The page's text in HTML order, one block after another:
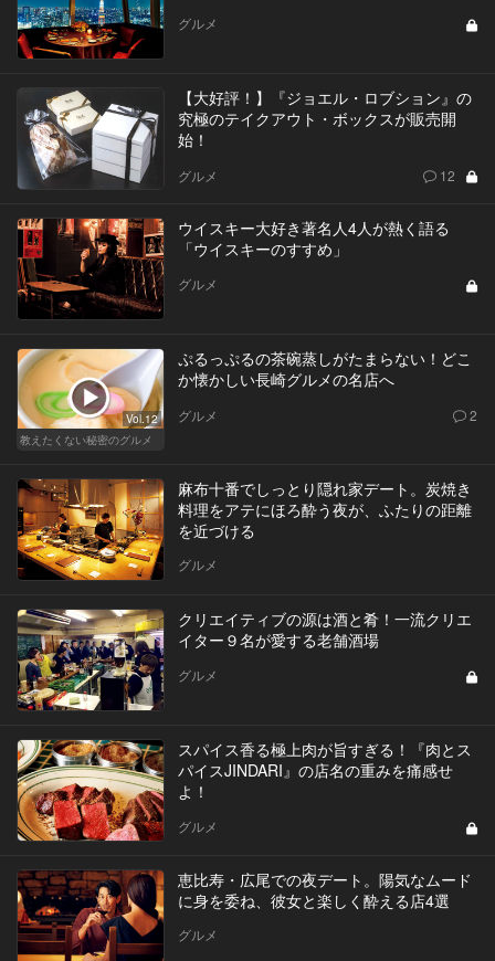
グルメ
【大好評！】『ジョエル・ロブション』の
究極のテイクアウト・ボックスが販売開
始！
グルメ 12
ウイスキー大好き著名人4人が熱く語る
「ウイスキーのすすめ」
グルメ
Vol.12
教えたくない秘密のグルメ
ぷるっぷるの茶碗蒸しがたまらない！どこ
か懐かしい長崎グルメの名店へ
グルメ 2
麻布十番でしっとり隠れ家デート。炭焼き
料理をアテにほろ酔う夜が、ふたりの距離
を近づける
グルメ
クリエイティブの源は酒と肴！一流クリエ
イター９名が愛する老舗酒場
グルメ
スパイス香る極上肉が旨すぎる！『肉とス
パイスJINDARI』の店名の重みを痛感せ
よ！
グルメ
恵比寿・広尾での夜デート。陽気なムード
に身を委ね、彼女と楽しく酔える店4選
グルメ